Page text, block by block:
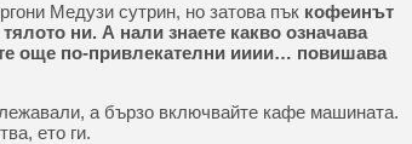
Медузи сутрин, но затова пък кофеинът
ни. А нали знаете какво означава
още по-привлекателни ииии… повишава
а бързо включвайте кафе машината.
ето ги.